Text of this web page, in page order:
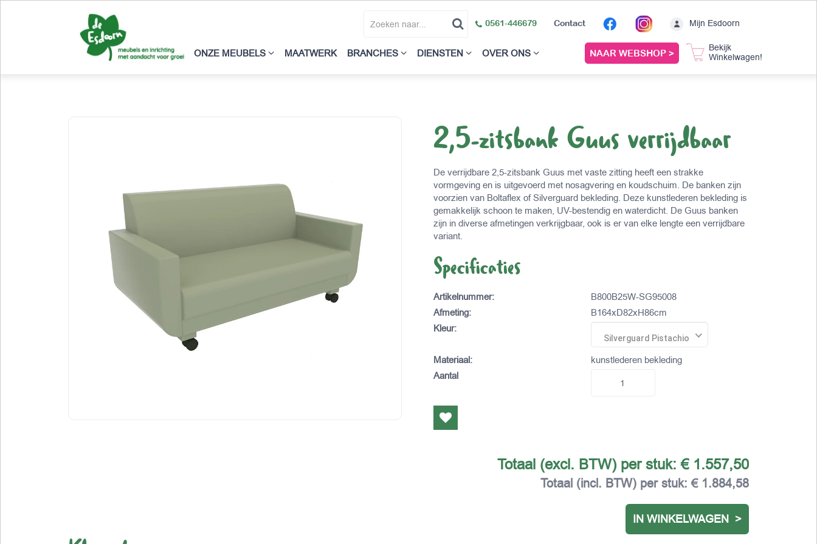
0561-446679 Contact Mijn Esdoorn
ONZE MEUBELS MAATWERK BRANCHES DIENSTEN OVER ONS NAAR WEBSHOP >
Bekijk
Winkelwagen!
2,5-zitsbank Guus verrijdbaar
De verrijdbare 2,5-zitsbank Guus met vaste zitting heeft een strakke
vormgeving en is uitgevoerd met nosagvering en koudschuim. De banken zijn
voorzien van Boltaflex of Silverguard bekleding. Deze kunstlederen bekleding is
gemakkelijk schoon te maken, UV-bestendig en waterdicht. De Guus banken
zijn in diverse afmetingen verkrijgbaar, ook is er van elke lengte een verrijdbare
variant.
Specificaties
Artikelnummer:
B800B25W-SG95008
Afmeting:
B164xD82xH86cm
Kleur:
Silverguard Pistachio
Materiaal:
kunstlederen bekleding
Aantal
Totaal (excl. BTW) per stuk:€ 1.557,50
Totaal (incl. BTW) per stuk:€ 1.884,58
IN WINKELWAGEN >